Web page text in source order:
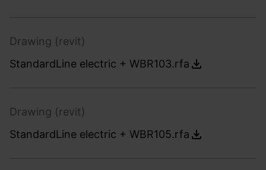
Drawing (revit)
StandardLine electric + WBR103.rfa
Drawing (revit)
StandardLine electric + WBR105.rfa